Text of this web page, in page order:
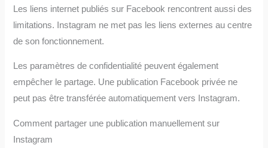
Les liens internet publiés sur Facebook rencontrent aussi des
limitations. Instagram ne met pas les liens externes au centre
de son fonctionnement.
Les paramètres de confidentialité peuvent également
empêcher le partage. Une publication Facebook privée ne
peut pas être transférée automatiquement vers Instagram.
Comment partager une publication manuellement sur
Instagram